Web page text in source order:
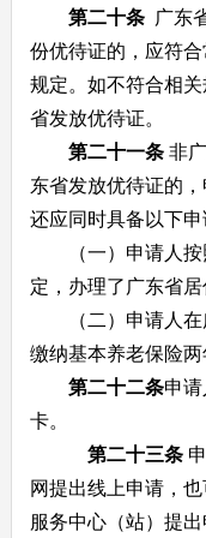
第二十条 广东
份优待证的，应符
规定。如不符合相
省发放优待证。
第二十一条非
东省发放优待证的
还应同时具备以下申
（一）申请人按
定，办理了广东省居
（二）申请人在
缴纳基本养老保险两
第二十二条申
卡。
第二十三条
网提出线上申请，
服务中心（站）提出